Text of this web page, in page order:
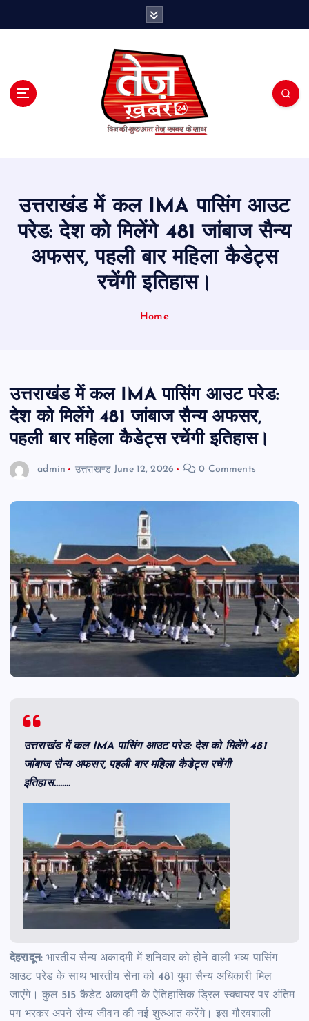
उत्तराखंड में कल IMA पासिंग आउट
परेड: देश को मिलेंगे 481 जांबाज सैन्य
अफसर, पहली बार महिला कैडेट्स
रचेंगी इतिहास।
Home
उत्तराखंड में कल IMA पासिंग आउट परेड:
देश को मिलेंगे 481 जांबाज सैन्य अफसर,
पहली बार महिला कैडेट्स रचेंगी इतिहास।
admin उत्तराखण्ड June 12, 2026 0 Comments
उत्तराखंड में कल IMA पासिंग आउट परेड: देश को मिलेंगे 481
जांबाज सैन्य अफसर, पहली बार महिला कैडेट्स रचेंगी
इतिहास……..
देहरादून:भारतीय सैन्य अकादमी में शनिवार को होने वाली भव्य पासिंग
आउट परेड के साथ भारतीय सेना को 481 युवा सैन्य अधिकारी मिल
जाएंगे। कुल 515 कैडेट अकादमी के ऐतिहासिक ड्रिल स्क्वायर पर अंतिम
पग भरकर अपने सैन्य जीवन की नई शुरुआत करेंगे। इस गौरवशाली